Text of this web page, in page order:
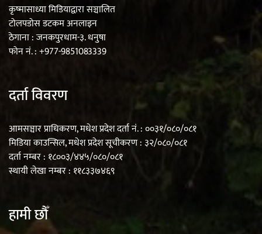
बलियो र जीवन्त विकास साझेदारीको एक
हिस्सा : नियोग उपप्रमुख श्रीवास्तव
प्रेस काउन्सिल सदस्य नियुक्तिमा विभेद भयो :
जनमत पत्रकार संघ
परियोजना सकिनै लाग्दा खुल्यो वन उद्यमीले
कृष्मासाध्या मिडियाद्वारा सञ्चालित
टोलपडोस डटकम अनलाइन
ठेगाना : जनकपुरधाम-३. धनुषा
फोन नं. : +977-9851083339
दर्ता विवरण
आमसञ्चार प्राधिकरण, मधेश प्रदेश दर्ता नं. : ००३१/०८०/०८१
मिडिया काउन्सिल, मधेश प्रदेश सूचीकरण : ३२/०८०/०८१
दर्ता नम्बर : १८००३/४४५/०८०/०८१
स्थायी लेखा नम्बर : ११८३३७४६९
हामी छौँ